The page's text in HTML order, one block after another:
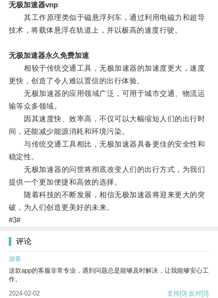
无极加速器vnp
其工作原理类似于磁悬浮列车，通过利用电磁力和超导
技术，将载体悬浮在轨道上，并以极高的速度行驶。
无极加速器永久免费加速
相较于传统交通工具，无极加速器的加速度更大，速度
更快，创造了令人难以置信的出行体验。
无极加速器的应用领域广泛，可用于城市交通、物流运
输等众多领域。
因其速度快、效率高，不仅可以大幅缩短人们的出行时
间，还能减少能源消耗和环境污染。
与传统交通工具相比，无极加速器具备更佳的安全性和
稳定性。
无极加速器的问世将彻底改变人们的出行方式，为我们
提供一个更加便捷和高效的选择。
随着科技的不断发展，相信无极加速器将迎来更大的突
破，为人们创造更美好的未来。
#3#
评论
游客
这款app的客服非常专业，遇到问题总是能够及时解决，让我能够安心工
作。
2024-02-02
支持[0] 反对[0]